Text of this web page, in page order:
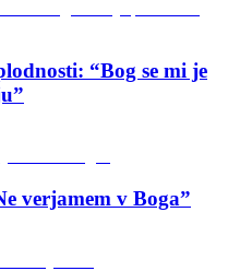
“Bog se mi je
verjamem v Boga”